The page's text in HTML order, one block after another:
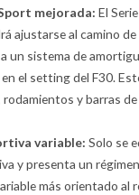
mejorada: El
ajustarse al camino
un sistema de
el setting del F30.
y barras
variable: Solo se
y presenta un
más orientado al